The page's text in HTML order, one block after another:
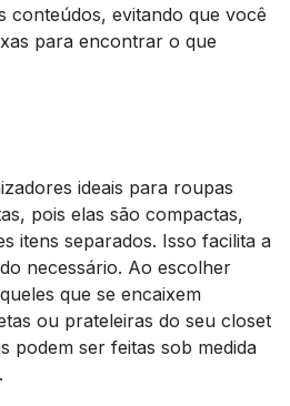
conteúdos, evitando que você
para encontrar o que
ideais para roupas
pois elas são compactas,
itens separados. Isso facilita a
necessário. Ao escolher
que se encaixem
ou prateleiras do seu closet
podem ser feitas sob medida